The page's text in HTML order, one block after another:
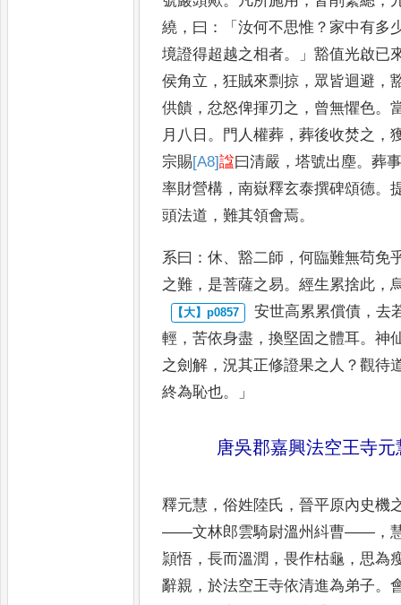
繞 ， 曰 ：「汝何不思惟 ？ 家中有多
境證得超越之相者。」豁值光啟已
侯角立 ，狂賊來剽掠 ， 眾皆迴避 ，
供饋 ，忿怒俾揮刃之 ， 曾無懼色。
月 八日 。 門人權葬 ，葬後收焚之 ，
宗賜[A8]諡曰清嚴 ，塔號出塵。葬
率財營構 ，南嶽釋玄泰撰碑頌德。
頭法道 ，難其領會焉。
系曰 ：休、豁二師 ，何臨難無苟免
之難 ， 是菩薩之易。經生累捨此 ，
安世高累累償債 ，去
輕 ，苦依身盡 ，換堅固之體耳。神
之劍解 ，況其正修證果之人 ？觀待
終為恥也。」
唐吳郡嘉興法空王寺元
釋元慧 ，俗姓陸氏 ，晉平原內史機
——文林郎雲騎尉溫州紏曹——，
頴悟 ，長而溫潤 ，畏作枯龜 ， 思為
辭親 ，於法空王寺依清進為弟子。